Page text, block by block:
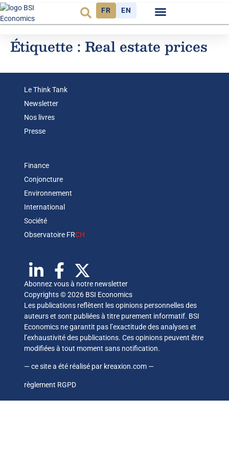
FR EN
Étiquette : Real estate prices
Le Think Tank
Newsletter
Nos livres
Presse
Finance
Conjoncture
Environnement
International
Société
Observatoire FRCH
Abonnez vous à notre newsletter
Copyrights © 2026 BSI Economics
Les publications reflètent les opinions personnelles des
auteurs et sont publiées à titre purement informatif. BSI
Economics ne garantit pas l’exactitude des analyses et
l’exhaustivité des publications. Ces opinions peuvent être
modifiées à tout moment sans notification.
— ce site a été réalisé par kreaxion.com —
règlement RGPD